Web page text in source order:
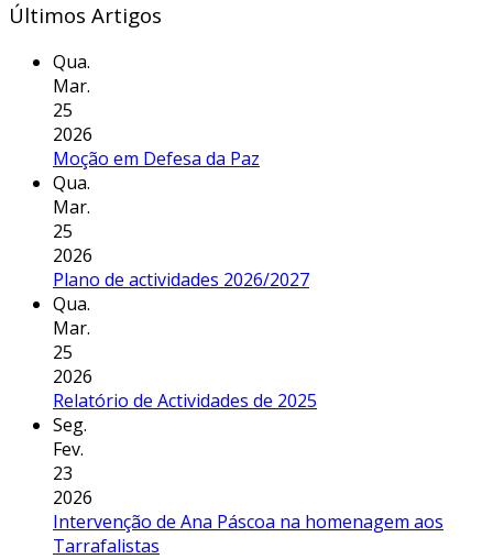
Últimos Artigos
Qua.
Mar.
25
2026
Moção em Defesa da Paz
Qua.
Mar.
25
2026
Plano de actividades 2026/2027
Qua.
Mar.
25
2026
Relatório de Actividades de 2025
Seg.
Fev.
23
2026
Intervenção de Ana Páscoa na homenagem aos
Tarrafalistas